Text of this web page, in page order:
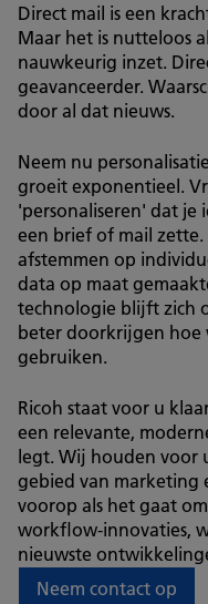
Direct mail is een
Maar het is nutteloos
nauwkeurig inzet.
geavanceerder.
door al dat nieuws.
Neem nu
groeit exponentieel.
'personaliseren' dat je
een brief of mail
afstemmen op
data op maat
technologie blijft zich
beter doorkrijgen hoe
gebruiken.
Ricoh staat voor u
een relevante,
legt. Wij houden voor
gebied van marketing
voorop als het gaat
workflow-innovaties,
nieuwste
Neem contact op